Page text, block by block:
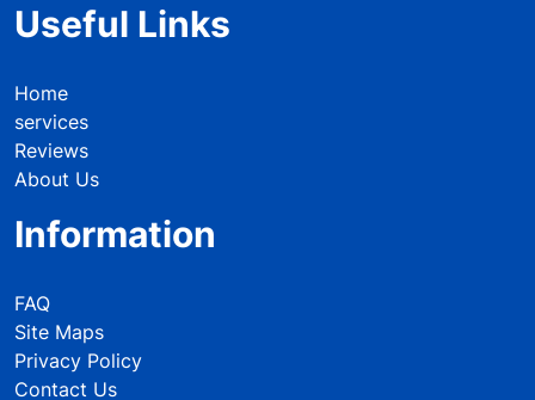
Useful Links
Home
services
Reviews
About Us
Information
FAQ
Site Maps
Privacy Policy
Contact Us